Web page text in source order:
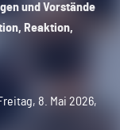
und Vorstände
Reaktion,
8. Mai 2026,